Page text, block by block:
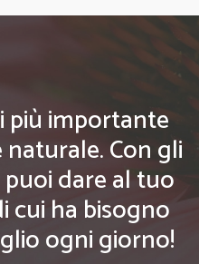
più importante
Con gli
dare al tuo
ha bisogno
ogni giorno!